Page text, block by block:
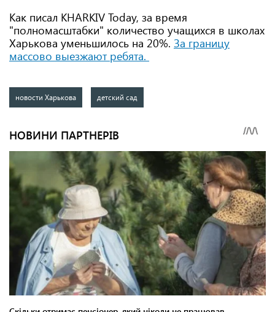
Как писал KHARKIV Today, за время
"полномасштабки" количество учащихся в школах
Харькова уменьшилось на 20%. За границу
массово выезжают ребята.
новости Харькова детский сад